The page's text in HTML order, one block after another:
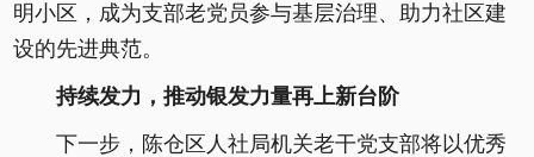
明小区，成为支部老党员参与基层治理、助力社区建
设的先进典范。
持续发力，推动银发力量再上新台阶
下一步，陈仓区人社局机关老干党支部将以优秀